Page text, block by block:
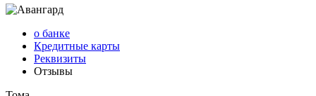
о банке
Кредитные карты
Реквизиты
Отзывы